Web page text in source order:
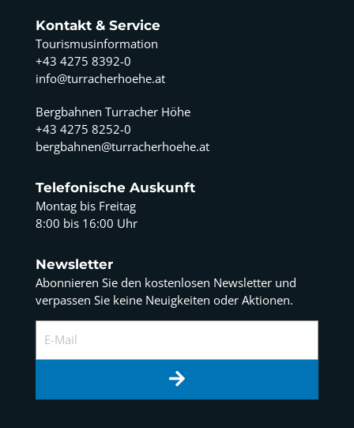
Kontakt & Service
Tourismusinformation
+43 4275 8392-0
info@turracherhoehe.at
Bergbahnen Turracher Höhe
+43 4275 8252-0
bergbahnen@turracherhoehe.at
Telefonische Auskunft
Montag bis Freitag
8:00 bis 16:00 Uhr
Newsletter
Abonnieren Sie den kostenlosen Newsletter und
verpassen Sie keine Neuigkeiten oder Aktionen.
E-Mail